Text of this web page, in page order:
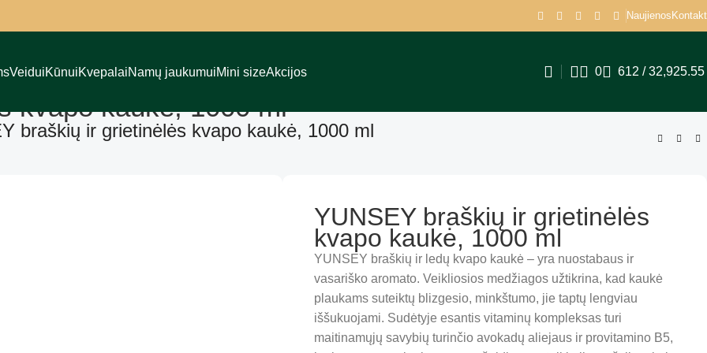
Naujienos
VeiduiKūnuiKvepalaiNamų jaukumuiMini sizeAkcijos 0 612 / 32,925.55
kvapo kaukė, 1000 ml
braškių ir grietinėlės kvapo kaukė, 1000 ml
YUNSEY braškių ir grietinėlės
kvapo kaukė, 1000 ml
YUNSEY braškių ir ledų kvapo kaukė – yra nuostabaus ir
vasariško aromato. Veikliosios medžiagos užtikrina, kad kaukė
plaukams suteiktų blizgesio, minkštumo, jie taptų lengviau
iššukuojami. Sudėtyje esantis vitaminų kompleksas turi
maitinamųjų savybių turinčio avokadų aliejaus ir provitamino B5,